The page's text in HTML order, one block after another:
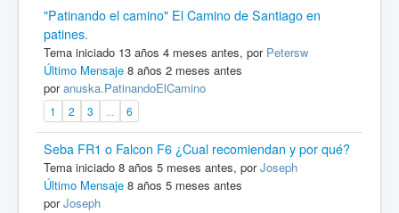
"Patinando el camino" El Camino de Santiago en
patines.
Tema iniciado 13 años 4 meses antes, por Petersw
Último Mensaje 8 años 2 meses antes
poranuska.PatinandoElCamino
1 2 3 6
Seba FR1 o Falcon F6 ¿Cual recomiendan y por qué?
Tema iniciado 8 años 5 meses antes, porJoseph
Último Mensaje 8 años 5 meses antes
porJoseph